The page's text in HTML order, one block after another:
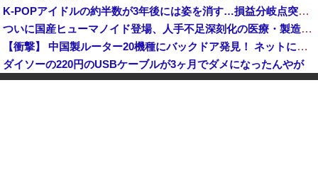
K-POPアイドルの約半数が3年後には姿を消す…損益分岐点突破は4％未満
ついに国産ヒューマノイド登場、人手不足深刻化の医療・製造現場などでの活用想定！
【衝撃】 中国製ルーター20機種にバックドア発見！ ネットに繋ぐだけで35秒ごとに中国のサーバーと通信
ダイソーの220円のUSBケーブルが3ヶ月でダメになったんやが
中国「大洪水！」三峡ダム「大雨で増水（台風直撃前」中国ダム「緊急放流！」中国鉄道「列車が走行中に流される」中国避難所「支援物資は有料です」謎の勢力「え」→